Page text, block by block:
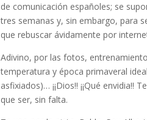
de comunicación españoles; se
tres semanas y, sin embargo, para
que rebuscar ávidamente por
Adivino, por las fotos,
temperatura y época primaveral
asfixiados)… ¡¡Dios!! ¡¡Qué
que ser, sin falta.